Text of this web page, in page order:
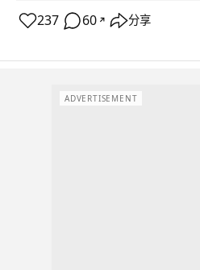
237 60 ↗ 分享
ADVERTISEMENT